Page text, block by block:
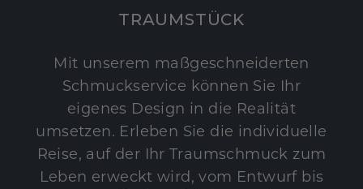
TRAUMSTÜCK
Mit unserem maßgeschneiderten
Schmuckservice können Sie Ihr
eigenes Design in die Realität
umsetzen. Erleben Sie die individuelle
Reise, auf der Ihr Traumschmuck zum
Leben erweckt wird, vom Entwurf bis